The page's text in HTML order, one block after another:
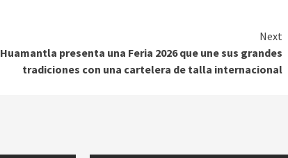
Next
Huamantla presenta una Feria 2026 que une sus grandes
tradiciones con una cartelera de talla internacional